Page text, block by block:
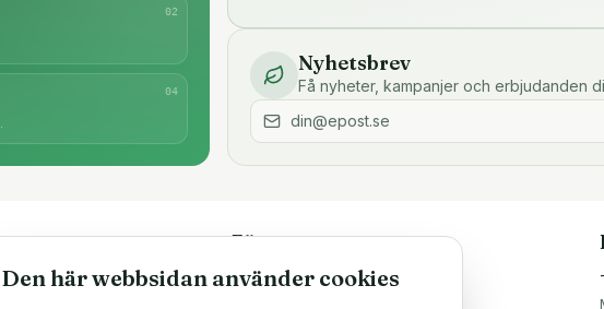
02
04
Nyhetsbrev
Få nyheter, kampanjer och erbjudanden
Företaget
Om oss
Den här webbsidan använder cookies